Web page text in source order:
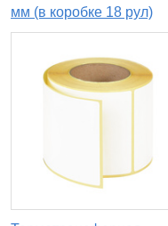
мм (в коробке 18 рул)